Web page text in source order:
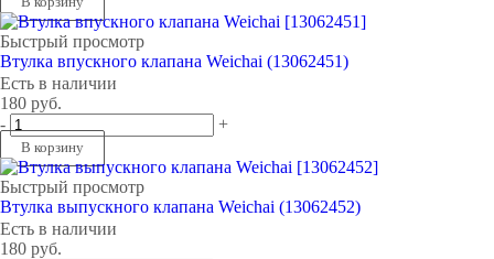
Быстрый просмотр
Втулка впускного клапана Weichai (13062451)
Есть в наличии
180 руб.
-
+
В корзину
Быстрый просмотр
Втулка выпускного клапана Weichai (13062452)
Есть в наличии
180 руб.